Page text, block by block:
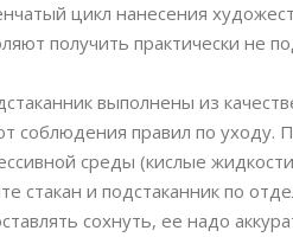
цикл нанесения
получить практически
выполнены из
соблюдения правил по
среды (кислые
стакан и подстаканник по
сохнуть, ее надо